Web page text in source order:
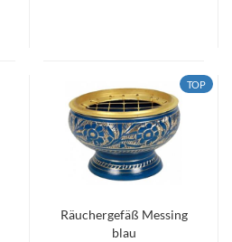
TOP
Räuchergefäß Messing
blau